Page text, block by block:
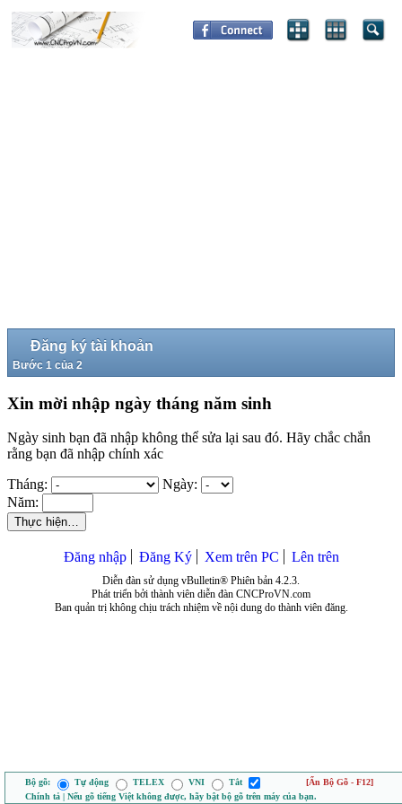
Đăng ký tài khoản
Bước 1 của 2
Xin mời nhập ngày tháng năm sinh
Ngày sinh bạn đã nhập không thể sửa lại sau đó. Hãy chắc chắn
rằng bạn đã nhập chính xác
Tháng:
Ngày:
Năm:
Thực hiện…
Đăng nhập Đăng Ký Xem trên PC Lên trên
Diễn đàn sử dụng vBulletin® Phiên bản 4.2.3.
Phát triển bởi thành viên diễn đàn CNCProVN.com
Ban quản trị không chịu trách nhiệm về nội dung do thành viên đăng.
Bộ gõ: Tự động TELEX VNI Tắt
[Ẩn Bộ Gõ - F12]
Chính tả | Nếu gõ tiếng Việt không được, hãy bật bộ gõ trên máy của bạn.